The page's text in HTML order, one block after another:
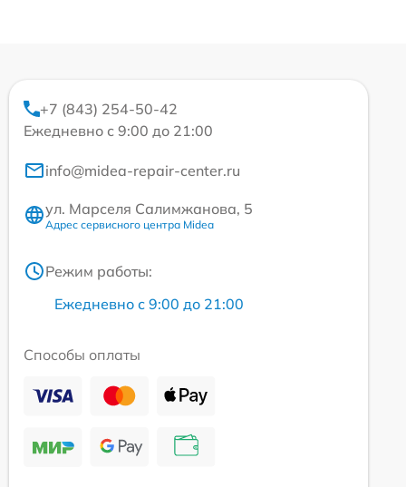
+7 (843) 254-50-42
Ежедневно с 9:00 до 21:00
info@midea-repair-center.ru
ул. Марселя Салимжанова, 5
Адрес сервисного центра Midea
Режим работы:
Ежедневно с 9:00 до 21:00
Способы оплаты